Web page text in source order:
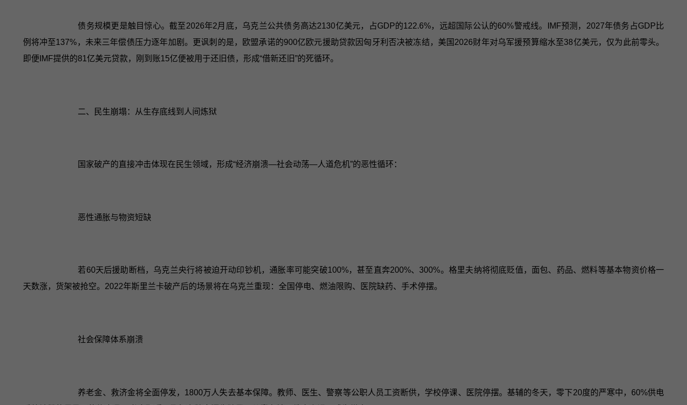
债务规模更是触目惊心。截至2026年2月底，乌克兰公共债务高达2130亿美元，占GDP的122.6%，远超国际公认的60%警戒线。IMF预测，2027年债务占GDP比
例将冲至137%，未来三年偿债压力逐年加剧。更讽刺的是，欧盟承诺的900亿欧元援助贷款因匈牙利否决被冻结，美国2026财年对乌军援预算缩水至38亿美元，仅为此前零头。
即便IMF提供的81亿美元贷款，刚到账15亿便被用于还旧债，形成“借新还旧”的死循环。
二、民生崩塌：从生存底线到人间炼狱
国家破产的直接冲击体现在民生领域，形成“经济崩溃—社会动荡—人道危机”的恶性循环：
恶性通胀与物资短缺
若60天后援助断档，乌克兰央行将被迫开动印钞机，通胀率可能突破100%，甚至直奔200%、300%。格里夫纳将彻底贬值，面包、药品、燃料等基本物资价格一
天数涨，货架被抢空。2022年斯里兰卡破产后的场景将在乌克兰重现：全国停电、燃油限购、医院缺药、手术停摆。
社会保障体系崩溃
养老金、救济金将全面停发，1800万人失去基本保障。教师、医生、警察等公职人员工资断供，学校停课、医院停摆。基辅的冬天，零下20度的严寒中，60%供电